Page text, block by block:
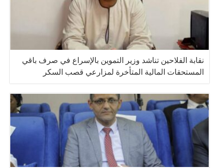
نقابة الفلاحين تناشد وزير التموين بالإسراع في صرف باقي
المستحقات المالية المتأخرة لمزارعي قصب السكر